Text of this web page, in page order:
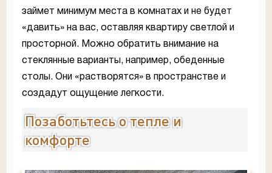
займет минимум места в комнатах и не будет
«давить» на вас, оставляя квартиру светлой и
просторной. Можно обратить внимание на
стеклянные варианты, например, обеденные
столы. Они «растворятся» в пространстве и
создадут ощущение легкости.
Позаботьтесь о тепле и
комфорте